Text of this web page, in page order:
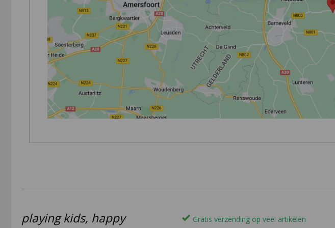
playing kids, happy
Gratis verzending op veel artikelen